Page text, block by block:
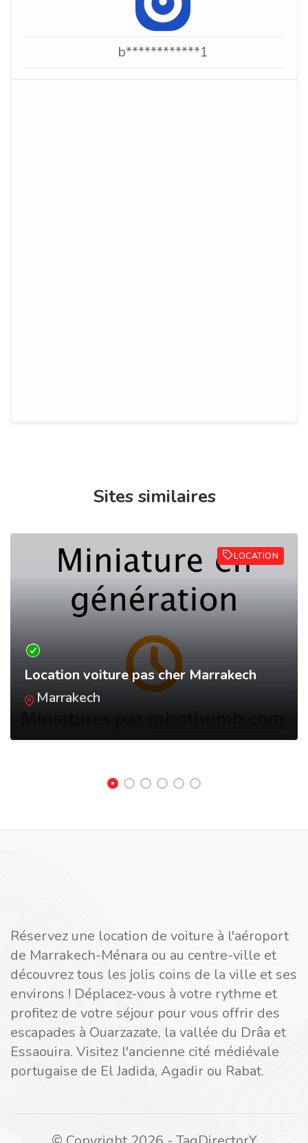
b************1
Sites similaires
LOCATION
Location voiture pas cher Marrakech
Marrakech
Réservez une location de voiture à l'aéroport
de Marrakech-Ménara ou au centre-ville et
découvrez tous les jolis coins de la ville et ses
environs ! Déplacez-vous à votre rythme et
profitez de votre séjour pour vous offrir des
escapades à Ouarzazate, la vallée du Drâa et
Essaouira. Visitez l'ancienne cité médiévale
portugaise de El Jadida, Agadir ou Rabat.